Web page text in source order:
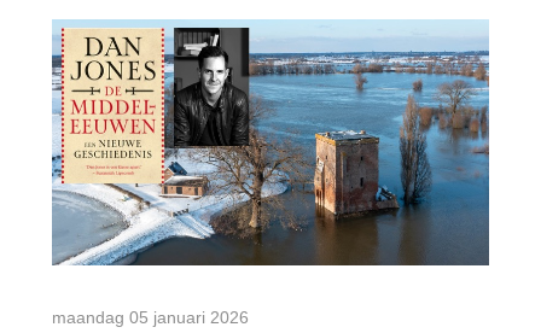
maandag 05 januari 2026
Login